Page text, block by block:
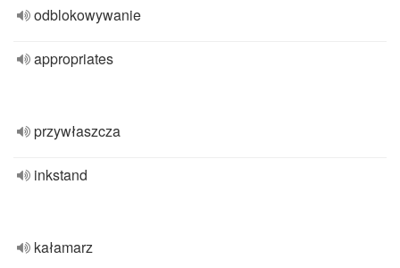
odblokowywanie
appropriates
przywłaszcza
inkstand
kałamarz